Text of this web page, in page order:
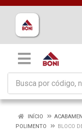
INÍCIO
POLIMENTO
BLOCO